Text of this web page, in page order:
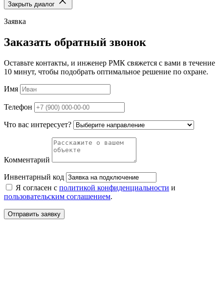
Закрыть диалог
Заявка
Заказать обратный звонок
Оставьте контакты, и инженер РМК свяжется с вами в течение
10 минут, чтобы подобрать оптимальное решение по охране.
Имя
Телефон
Что вас интересует?
Комментарий
Инвентарный код
Я согласен с политикой конфиденциальности и
пользовательским соглашением.
Отправить заявку